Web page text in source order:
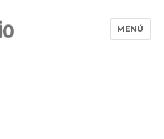
MENÚ